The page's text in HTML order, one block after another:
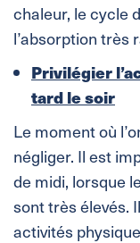
chaleur, le cycle
l’absorption très
Privilégier
tard le soir
Le moment où
négliger. Il est
de midi, lorsque
sont très élevés.
activités